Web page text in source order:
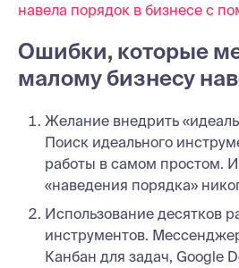
навела порядок в бизнесе с
Ошибки, которые
малому бизнесу
Желание внедрить
Поиск идеального
работы в самом простом.
«наведения порядка»
Использование десятков
инструментов.
Канбан для задач, Google